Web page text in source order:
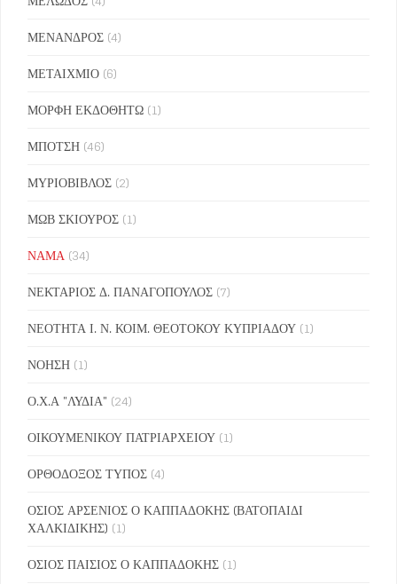
ΜΕΝΑΝΔΡΟΣ (4)
ΜΕΤΑΙΧΜΙΟ (6)
ΜΟΡΦΗ ΕΚΔΟΘΗΤΩ (1)
ΜΠΟΤΣΗ (46)
ΜΥΡΙΟΒΙΒΛΟΣ (2)
ΜΩΒ ΣΚΙΟΥΡΟΣ (1)
ΝΑΜΑ (34)
ΝΕΚΤΑΡΙΟΣ Δ. ΠΑΝΑΓΟΠΟΥΛΟΣ (7)
ΝΕΟΤΗΤΑ Ι. Ν. ΚΟΙΜ. ΘΕΟΤΟΚΟΥ ΚΥΠΡΙΑΔΟΥ (1)
ΝΟΗΣΗ (1)
Ο.Χ.Α "ΛΥΔΙΑ" (24)
ΟΙΚΟΥΜΕΝΙΚΟΥ ΠΑΤΡΙΑΡΧΕΙΟΥ (1)
ΟΡΘΟΔΟΞΟΣ ΤΥΠΟΣ (4)
ΟΣΙΟΣ ΑΡΣΕΝΙΟΣ Ο ΚΑΠΠΑΔΟΚΗΣ (ΒΑΤΟΠΑΙΔΙ
ΧΑΛΚΙΔΙΚΗΣ) (1)
ΟΣΙΟΣ ΠΑΙΣΙΟΣ Ο ΚΑΠΠΑΔΟΚΗΣ (1)